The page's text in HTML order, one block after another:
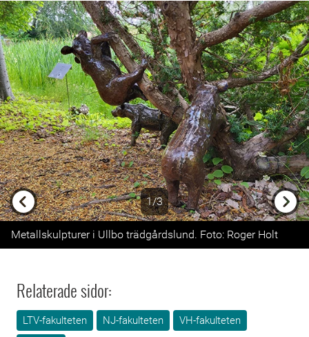
1/3
Previous
Metallskulpturer i Ullbo trädgårdslund. Foto: Roger Holt
Relaterade sidor:
LTV-fakulteten NJ-fakulteten
VH-fakulteten